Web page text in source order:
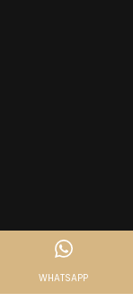
WHATSAPP